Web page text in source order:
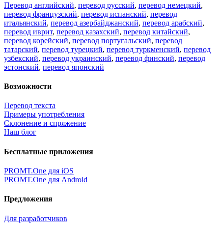
Перевод английский, перевод русский, перевод немецкий,
перевод французский, перевод испанский, перевод
итальянский, перевод азербайджанский, перевод арабский,
перевод иврит, перевод казахский, перевод китайский,
перевод корейский, перевод португальский, перевод
татарский, перевод турецкий, перевод туркменский, перевод
узбекский, перевод украинский, перевод финский, перевод
эстонский, перевод японский
Возможности
Перевод текста
Примеры употребления
Склонение и спряжение
Наш блог
Бесплатные приложения
PROMT.One для iOS
PROMT.One для Android
Предложения
Для разработчиков